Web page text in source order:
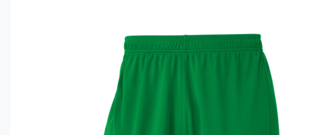
- сумма
Опт 2(36%)
(38%) -сумма всех